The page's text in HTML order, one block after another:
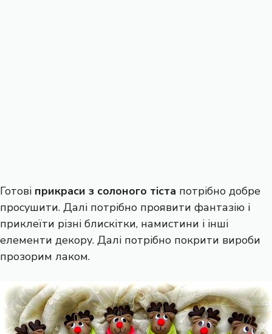
Готові прикраси з солоного тіста потрібно добре
просушити. Далі потрібно проявити фантазію і
приклеїти різні блискітки, намистини і інші
елементи декору. Далі потрібно покрити вироби
прозорим лаком.